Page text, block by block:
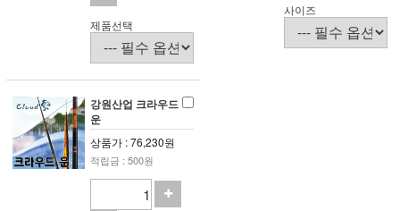
제품선택
사이즈
강원산업 크라우드
운
상품가 : 76,230원
적립금 : 500원